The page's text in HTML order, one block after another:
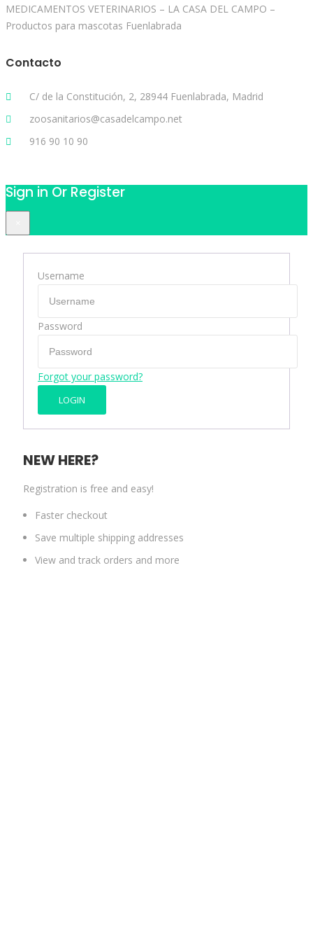
MEDICAMENTOS VETERINARIOS – LA CASA DEL CAMPO –
Productos para mascotas Fuenlabrada
Contacto
C/ de la Constitución, 2, 28944 Fuenlabrada, Madrid
zoosanitarios@casadelcampo.net
916 90 10 90
Sign in Or Register
Username
Password
Forgot your password?
NEW HERE?
Registration is free and easy!
Faster checkout
Save multiple shipping addresses
View and track orders and more